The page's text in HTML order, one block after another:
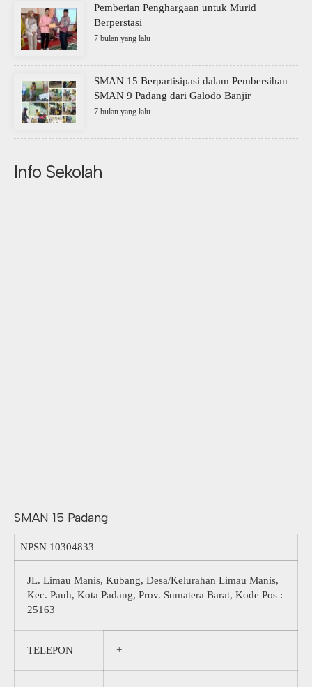
Pemberian Penghargaan untuk Murid
Berperstasi
7 bulan yang lalu
SMAN 15 Berpartisipasi dalam Pembersihan
SMAN 9 Padang dari Galodo Banjir
7 bulan yang lalu
Info Sekolah
SMAN 15 Padang
NPSN 10304833
JL. Limau Manis, Kubang, Desa/Kelurahan Limau Manis,
Kec. Pauh, Kota Padang, Prov. Sumatera Barat, Kode Pos :
25163
TELEPON +